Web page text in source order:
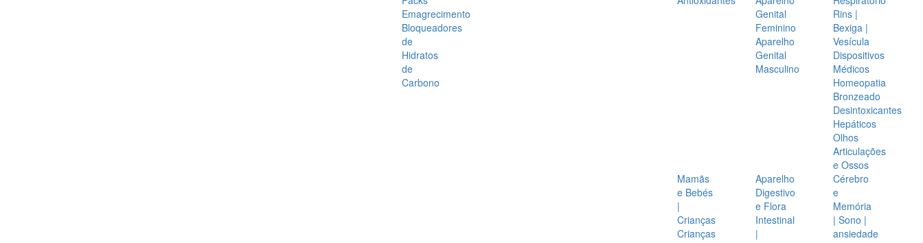
Emagrecimento
Bloqueadores
de
Hidratos
de
Carbono
Genital
Feminino
Aparelho
Genital
Masculino
Rins |
Bexiga |
Vesícula
Dispositivos
Médicos
Homeopatia
Bronzeado
Desintoxicantes
Hepáticos
Olhos
Articulações
e Ossos
Mamãs
e Bebés
|
Crianças
Crianças
Aparelho
Digestivo
e Flora
Intestinal
|
Cérebro
e
Memória
| Sono |
ansiedade